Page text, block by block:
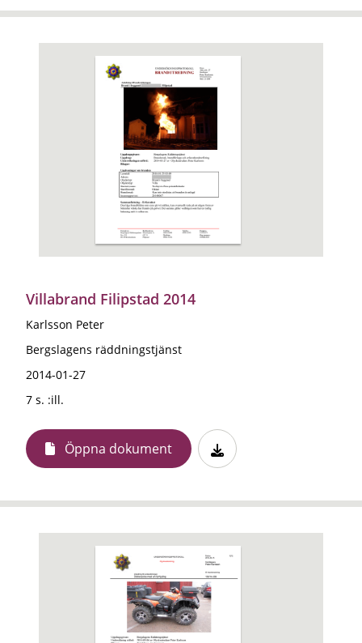
Villabrand Filipstad 2014
Karlsson Peter
Bergslagens räddningstjänst
2014-01-27
7 s. :ill.
Öppna dokument